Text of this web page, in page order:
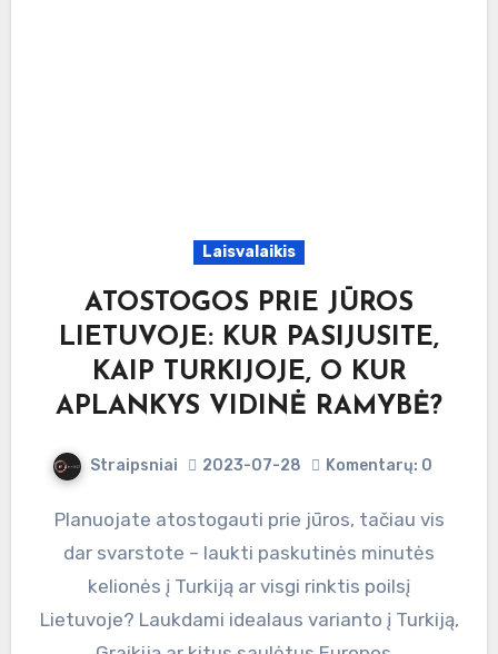
Laisvalaikis
ATOSTOGOS PRIE JŪROS
LIETUVOJE: KUR PASIJUSITE,
KAIP TURKIJOJE, O KUR
APLANKYS VIDINĖ RAMYBĖ?
Straipsniai 2023-07-28 Komentarų: 0
Planuojate atostogauti prie jūros, tačiau vis
dar svarstote – laukti paskutinės minutės
kelionės į Turkiją ar visgi rinktis poilsį
Lietuvoje? Laukdami idealaus varianto į Turkiją,